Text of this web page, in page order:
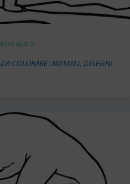
COLORARE: ANIMALI,DISEGNI